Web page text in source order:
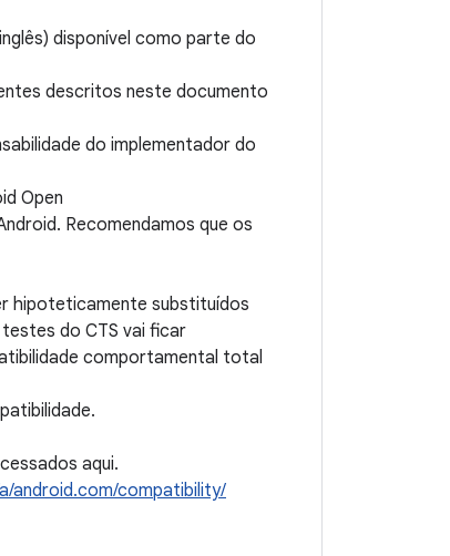
disponível como parte do
descritos neste documento
do implementador do
Open
Recomendamos que os
hipoteticamente substituídos
do CTS vai ficar
comportamental total
aqui.
android.com/compatibility/